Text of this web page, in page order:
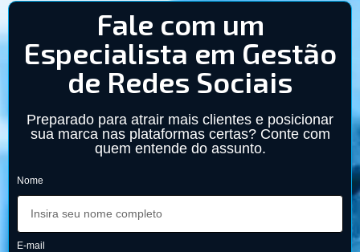
Fale com um
Especialista em Gestão
de Redes Sociais
Preparado para atrair mais clientes e posicionar
sua marca nas plataformas certas? Conte com
quem entende do assunto.
Nome
E-mail